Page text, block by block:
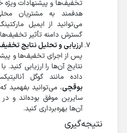
تخفیف‌ها و پیشنهادات
هدفمند به مشتریان
می‌توانید از ایمیل
گسترش دامنه تأثیر
ارزیابی و تحلیل نتایج
پس از اجرای تخفیف‌ها و
نتایج آن‌ها را ارزیابی کنید.
داده مانند گوگل
بوقچی، می‌توانید بفهمید
سایرین موفق بوده‌اند و در
آن‌ها بهره‌برداری کنید.
نتیجه‌گیری